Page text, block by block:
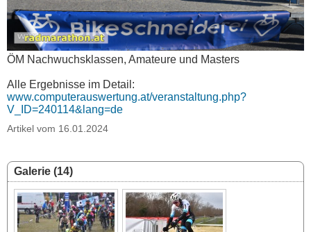
ÖM Nachwuchsklassen, Amateure und Masters
Alle Ergebnisse im Detail:
www.computerauswertung.at/veranstaltung.php?
V_ID=240114&lang=de
Artikel vom 16.01.2024
Galerie (14)